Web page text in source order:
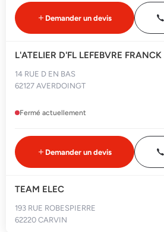
Demander un devis
L'ATELIER D'FL LEFEBVRE FRANCK
14 RUE D EN BAS
62127 AVERDOINGT
Fermé actuellement
Demander un devis
TEAM ELEC
193 RUE ROBESPIERRE
62220 CARVIN